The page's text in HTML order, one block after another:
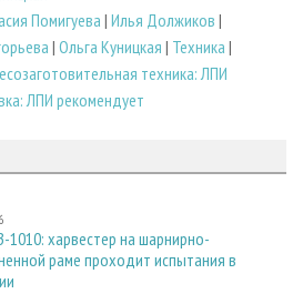
Помигуева | Илья Должиков |
| Ольга Куницкая | Техника |
техника: ЛПИ
ЛПИ рекомендует
харвестер на шарнирно-
раме проходит испытания в